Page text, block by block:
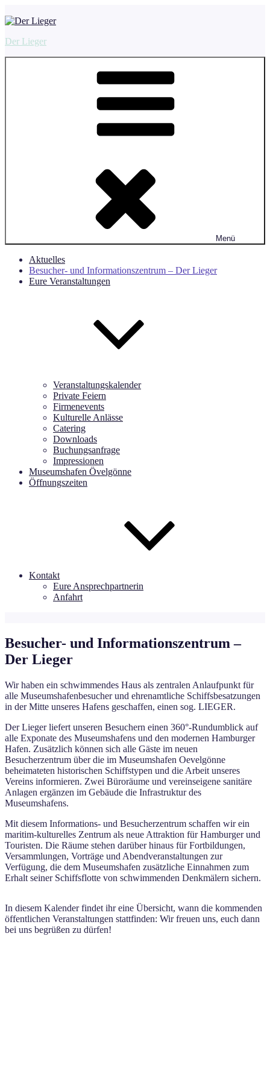
Inhalt
Der Lieger
Menü
Aktuelles
Besucher- und Informationszentrum – Der Lieger
Eure Veranstaltungen
Veranstaltungskalender
Private Feiern
Firmenevents
Kulturelle Anlässe
Catering
Downloads
Buchungsanfrage
Impressionen
Museumshafen Övelgönne
Öffnungszeiten
Kontakt
Eure Ansprechpartnerin
Anfahrt
Besucher- und Informationszentrum –
Der Lieger
Wir haben ein schwimmendes Haus als zentralen Anlaufpunkt für
alle Museumshafenbesucher und ehrenamtliche Schiffsbesatzungen
in der Mitte unseres Hafens geschaffen, einen sog. LIEGER.
Der Lieger liefert unseren Besuchern einen 360°-Rundumblick auf
alle Exponate des Museumshafens und den modernen Hamburger
Hafen. Zusätzlich können sich alle Gäste im neuen
Besucherzentrum über die im Museumshafen Oevelgönne
beheimateten historischen Schiffstypen und die Arbeit unseres
Vereins informieren. Zwei Büroräume und vereinseigene sanitäre
Anlagen ergänzen im Gebäude die Infrastruktur des
Museumshafens.
Mit diesem Informations- und Besucherzentrum schaffen wir ein
maritim-kulturelles Zentrum als neue Attraktion für Hamburger und
Touristen. Die Räume stehen darüber hinaus für Fortbildungen,
Versammlungen, Vorträge und Abendveranstaltungen zur
Verfügung, die dem Museumshafen zusätzliche Einnahmen zum
Erhalt seiner Schiffsflotte von schwimmenden Denkmälern sichern.
In diesem Kalender findet ihr eine Übersicht, wann die kommenden
öffentlichen Veranstaltungen stattfinden: Wir freuen uns, euch dann
bei uns begrüßen zu dürfen!